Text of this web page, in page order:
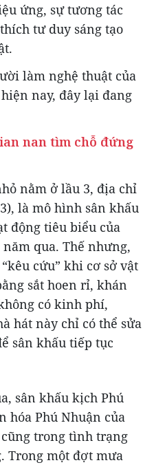
ứng, sự tương tác
tư duy sáng tạo
làm nghệ thuật của
nay, đây lại đang
nan tìm chỗ đứng
nằm ở lầu 3, địa chỉ
là mô hình sân khấu
động tiêu biểu của
qua. Thế nhưng,
cứu” khi cơ sở vật
sắt hoen rỉ, khán
có kinh phí,
hát này chỉ có thể sửa
sân khấu tiếp tục
sân khấu kịch Phú
hóa Phú Nhuận của
trong tình trạng
Trong một đợt mưa